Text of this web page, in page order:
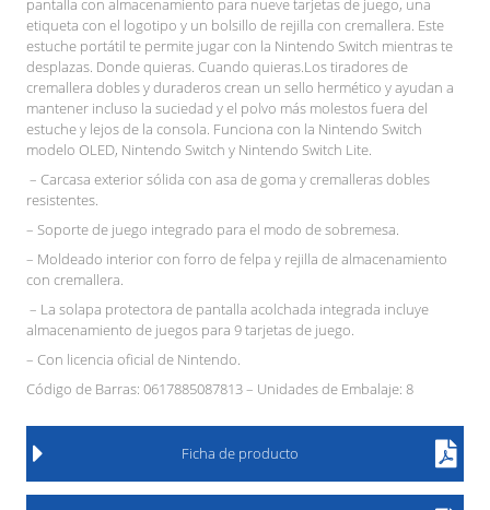
pantalla con almacenamiento para nueve tarjetas de juego, una
etiqueta con el logotipo y un bolsillo de rejilla con cremallera. Este
estuche portátil te permite jugar con la Nintendo Switch mientras te
desplazas. Donde quieras. Cuando quieras.Los tiradores de
cremallera dobles y duraderos crean un sello hermético y ayudan a
mantener incluso la suciedad y el polvo más molestos fuera del
estuche y lejos de la consola. Funciona con la Nintendo Switch
modelo OLED, Nintendo Switch y Nintendo Switch Lite.
– Carcasa exterior sólida con asa de goma y cremalleras dobles
resistentes.
– Soporte de juego integrado para el modo de sobremesa.
– Moldeado interior con forro de felpa y rejilla de almacenamiento
con cremallera.
– La solapa protectora de pantalla acolchada integrada incluye
almacenamiento de juegos para 9 tarjetas de juego.
– Con licencia oficial de Nintendo.
Código de Barras: 0617885087813 – Unidades de Embalaje: 8
Ficha de producto